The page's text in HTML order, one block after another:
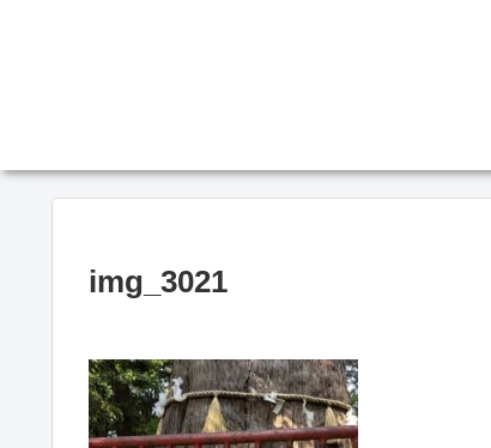
img_3021